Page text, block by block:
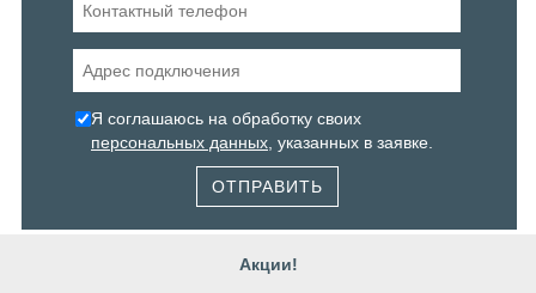
Я соглашаюсь на обработку своих
персональных данных , указанных в заявке.
ОТПРАВИТЬ
Акции!